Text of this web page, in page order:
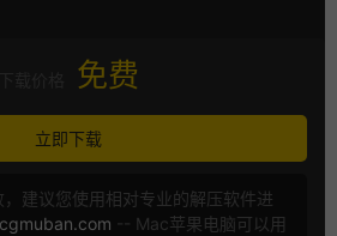
免费
立即下载
建议您使用相对专业的解压软件进
cgmuban.com -- Mac苹果电脑可以用